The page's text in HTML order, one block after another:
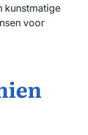
kunstmatige
voor